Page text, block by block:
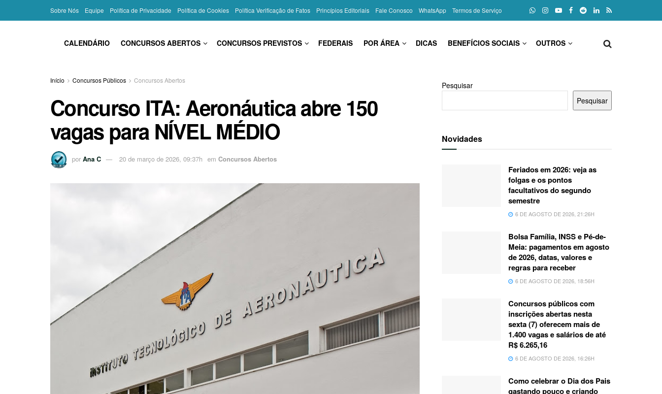
Sobre Nós Equipe Política de Privacidade Política de Cookies Política Verificação de Fatos Princípios Editoriais Fale Conosco WhatsApp Termos de Serviço
CALENDÁRIO CONCURSOS ABERTOS CONCURSOS PREVISTOS FEDERAIS POR ÁREA DICAS BENEFÍCIOS SOCIAIS OUTROS
Início Concursos Públicos Concursos Abertos
Concurso ITA: Aeronáutica abre 150
vagas para NÍVEL MÉDIO
por Ana C 20 de março de 2026, 09:37h em Concursos Abertos
Pesquisar
Pesquisar
Novidades
Feriados em 2026: veja as
folgas e os pontos
facultativos do segundo
semestre
6 DE AGOSTO DE 2026, 21:26H
Bolsa Família, INSS e Pé-de-
Meia: pagamentos em agosto
de 2026, datas, valores e
regras para receber
6 DE AGOSTO DE 2026, 18:56H
Concursos públicos com
inscrições abertas nesta
sexta (7) oferecem mais de
1.400 vagas e salários de até
R$ 6.265,16
6 DE AGOSTO DE 2026, 16:26H
Como celebrar o Dia dos Pais
gastando pouco e criando